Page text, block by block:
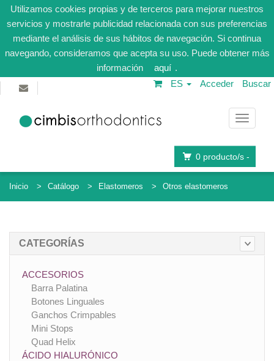
Utilizamos cookies propias y de terceros para mejorar nuestros
servicios y mostrarle publicidad relacionada con sus preferencias
mediante el análisis de sus hábitos de navegación. Si continua
navegando, consideramos que acepta su uso. Puede obtener más
información
aquí .
ES
Acceder Buscar
0 producto/s -
Inicio Catálogo Elastomeros Otros elastomeros
CATEGORÍAS
ACCESORIOS
Barra Palatina
Botones Linguales
Ganchos Crimpables
Mini Stops
Quad Helix
ÁCIDO HIALURÓNICO